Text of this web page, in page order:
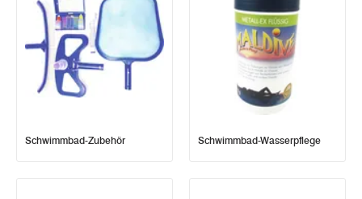
Schwimmbad-Zubehör Schwimmbad-Wasserpflege